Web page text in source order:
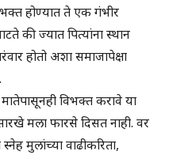
होण्यात ते एक गंभीर
की ज्यात पित्यांना स्थान
होतो अशा समाजापेक्षा
विभक्त करावे या
मला फारसे दिसत नाही. वर
मुलांच्या वाढीकरिता,